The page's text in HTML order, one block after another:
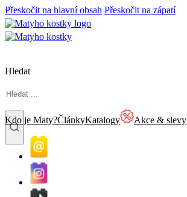
Přeskočit na hlavní obsah Přeskočit na zápatí
Hledat
Kdo je Maty?ČlánkyKatalogy Akce & slevy